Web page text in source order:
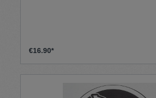
€16.90*